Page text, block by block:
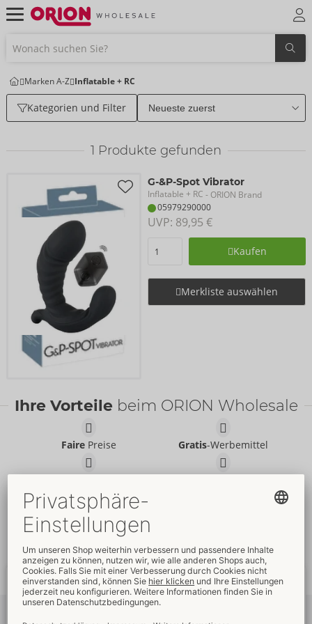
Marken A-Z Inflatable + RC
Kategorien und Filter
1 Produkte gefunden
G-&P-Spot Vibrator
Inflatable + RC - ORION Brand
05979290000
UVP: 89,95 €
Kaufen
Merkliste auswählen
Ihre Vorteile beim ORION Wholesale
FairePreise Gratis-Werbemittel
Verpackungen
Schnelle weltweite
Lieferung